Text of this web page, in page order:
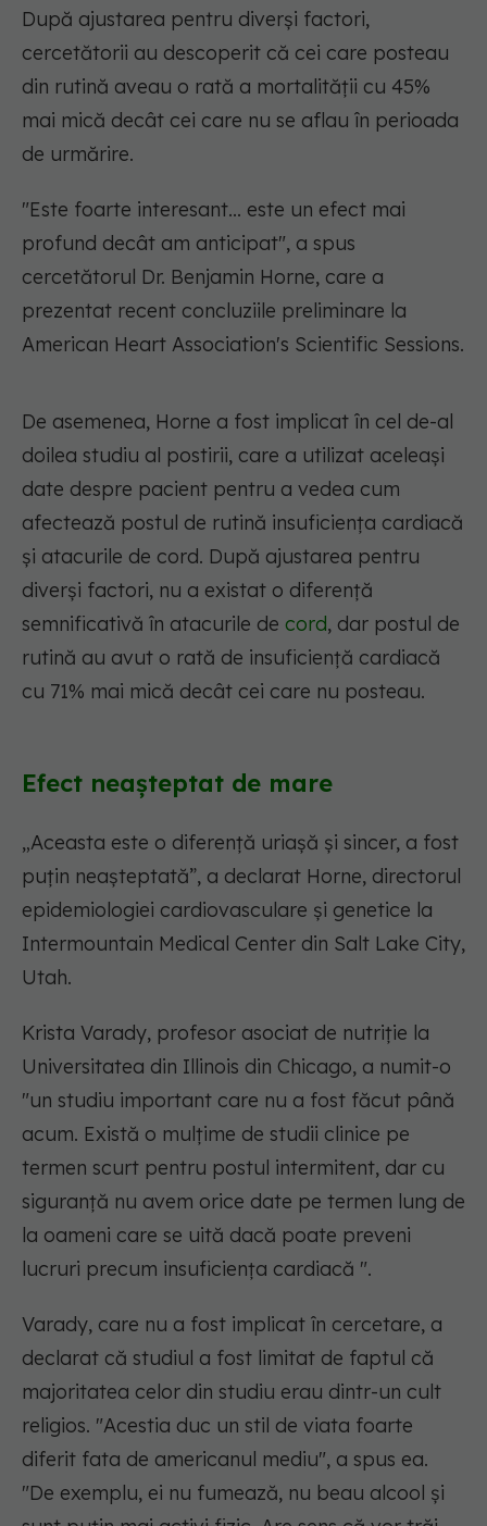
După ajustarea pentru diverși factori,
cercetătorii au descoperit că cei care posteau
din rutină aveau o rată a mortalității cu 45%
mai mică decât cei care nu se aflau în perioada
de urmărire.
"Este foarte interesant... este un efect mai
profund decât am anticipat", a spus
cercetătorul Dr. Benjamin Horne, care a
prezentat recent concluziile preliminare la
American Heart Association's Scientific Sessions.
De asemenea, Horne a fost implicat în cel de-al
doilea studiu al postirii, care a utilizat aceleași
date despre pacient pentru a vedea cum
afectează postul de rutină insuficiența cardiacă
și atacurile de cord. După ajustarea pentru
diverși factori, nu a existat o diferență
semnificativă în atacurile de cord, dar postul de
rutină au avut o rată de insuficiență cardiacă
cu 71% mai mică decât cei care nu posteau.
Efect neașteptat de mare
„Aceasta este o diferență uriașă și sincer, a fost
puțin neașteptată”, a declarat Horne, directorul
epidemiologiei cardiovasculare și genetice la
Intermountain Medical Center din Salt Lake City,
Utah.
Krista Varady, profesor asociat de nutriție la
Universitatea din Illinois din Chicago, a numit-o
"un studiu important care nu a fost făcut până
acum. Există o mulțime de studii clinice pe
termen scurt pentru postul intermitent, dar cu
siguranță nu avem orice date pe termen lung de
la oameni care se uită dacă poate preveni
lucruri precum insuficiența cardiacă ".
Varady, care nu a fost implicat în cercetare, a
declarat că studiul a fost limitat de faptul că
majoritatea celor din studiu erau dintr-un cult
religios. "Acestia duc un stil de viata foarte
diferit fata de americanul mediu", a spus ea.
"De exemplu, ei nu fumează, nu beau alcool și